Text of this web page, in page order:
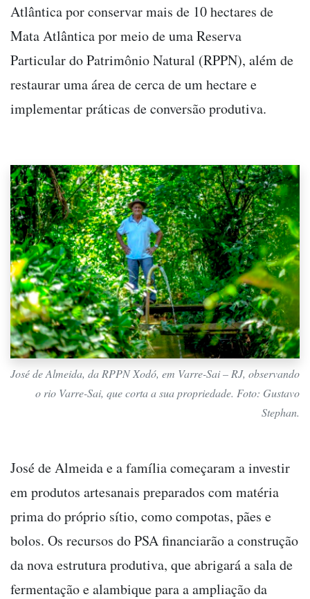
Atlântica por conservar mais de 10 hectares de
Mata Atlântica por meio de uma Reserva
Particular do Patrimônio Natural (RPPN), além de
restaurar uma área de cerca de um hectare e
implementar práticas de conversão produtiva.
José de Almeida, da RPPN Xodó, em Varre-Sai – RJ, observando
o rio Varre-Sai, que corta a sua propriedade. Foto: Gustavo
Stephan.
José de Almeida e a família começaram a investir
em produtos artesanais preparados com matéria
prima do próprio sítio, como compotas, pães e
bolos. Os recursos do PSA financiarão a construção
da nova estrutura produtiva, que abrigará a sala de
fermentação e alambique para a ampliação da